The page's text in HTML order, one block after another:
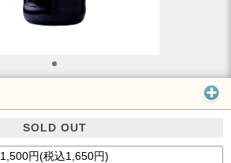
SOLD OUT
1,500円(税込1,650円)